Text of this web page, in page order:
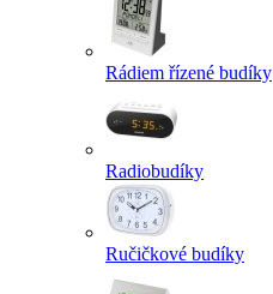
Rádiem řízené budíky
Radiobudíky
Ručičkové budíky